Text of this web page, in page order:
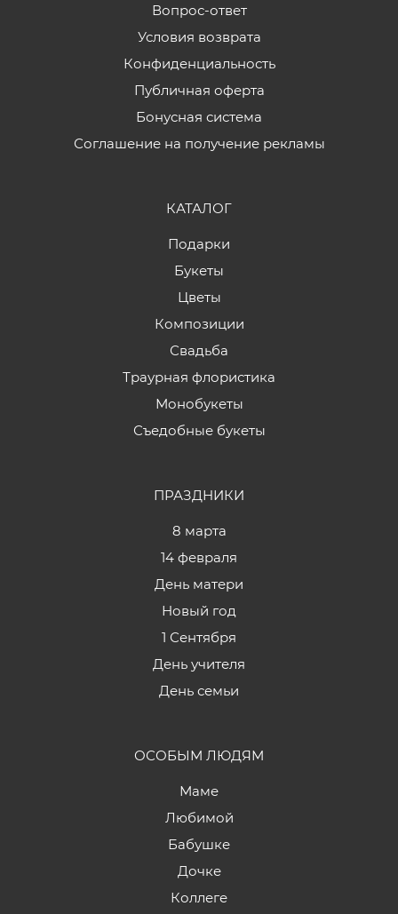
Вопрос-ответ
Условия возврата
Конфиденциальность
Публичная оферта
Бонусная система
Соглашение на получение рекламы
КАТАЛОГ
Подарки
Букеты
Цветы
Композиции
Свадьба
Траурная флористика
Монобукеты
Съедобные букеты
ПРАЗДНИКИ
8 марта
14 февраля
День матери
Новый год
1 Сентября
День учителя
День семьи
ОСОБЫМ ЛЮДЯМ
Маме
Любимой
Бабушке
Дочке
Коллеге